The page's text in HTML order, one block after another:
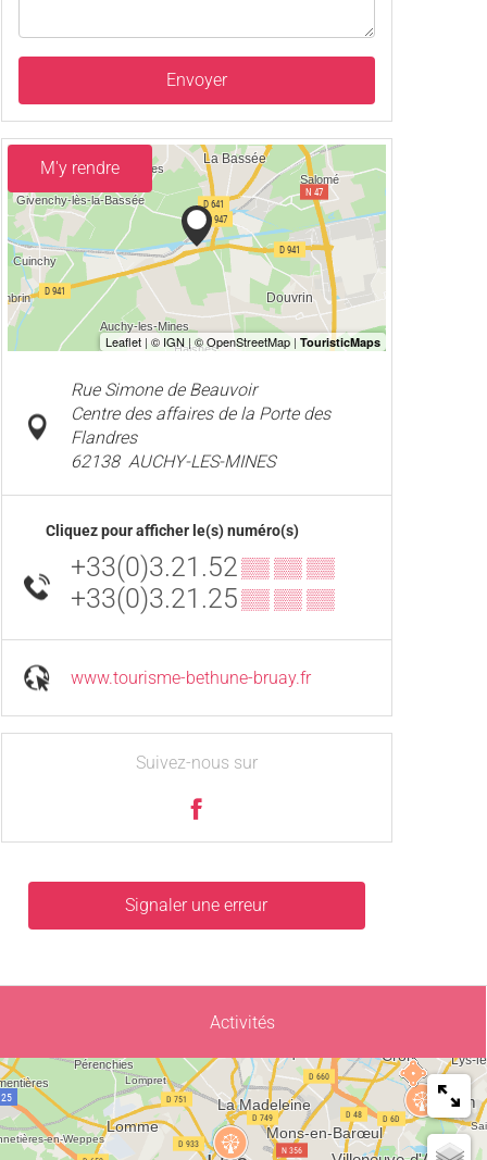
Envoyer
M'y rendre
Rue Simone de Beauvoir
Centre des affaires de la Porte des
Flandres
62138 AUCHY-LES-MINES
Cliquez pour afficher le(s) numéro(s)
+33(0)3.21.52▒▒ ▒▒ ▒▒
+33(0)3.21.25▒▒ ▒▒ ▒▒
www.tourisme-bethune-bruay.fr
Suivez-nous sur
Signaler une erreur
Activités